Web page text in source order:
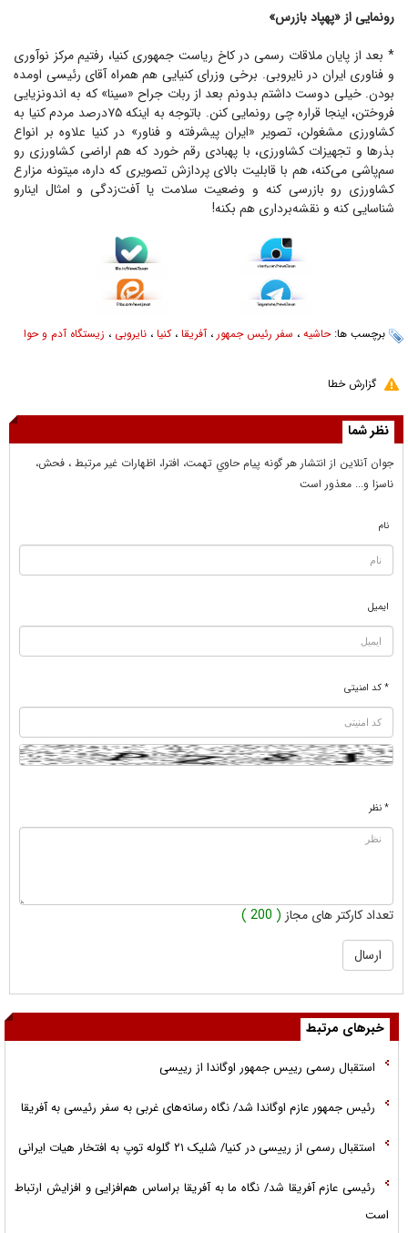
رونمایی از «پهپاد بازرس»
* بعد از پایان ملاقات رسمی در کاخ ریاست جمهوری کنیا، رفتیم مرکز نوآوری
و فناوری ایران در نایروبی. برخی وزرای کنیایی هم همراه آقای رئیسی اومده
بودن. خیلی دوست داشتم بدونم بعد از ربات جراح «سینا» که به اندونزیایی
فروختن، اینجا قراره چی رونمایی کنن. باتوجه به اینکه ۷۵درصد مردم کنیا به
کشاورزی مشغولن، تصویر «ایران پیشرفته و فناور» در کنیا علاوه بر انواع
بذرها و تجهیزات کشاورزی، با پهبادی رقم خورد که هم اراضی کشاورزی رو
سم‌پاشی می‌کنه، هم با قابلیت بالای پردازش تصویری که داره، میتونه مزارع
کشاورزی رو بازرسی کنه و وضعیت سلامت یا آفت‌زدگی و امثال اینارو
شناسایی کنه و نقشه‌برداری هم بکنه!
برچسب ها:حاشیه ، سفر رئیس جمهور ، آفریقا ،کنیا ، نایروبی ، زیستگاه آدم و حوا
گزارش خطا
نظر شما
جوان آنلاين از انتشار هر گونه پيام حاوي تهمت، افترا، اظهارات غير مرتبط ، فحش،
ناسزا و... معذور است
نام
ایمیل
* کد امنیتی
* نظر
تعداد کارکتر های مجاز ( 200 )
خبرهای مرتبط
استقبال رسمی رییس جمهور اوگاندا از رییسی
رئیس جمهور عازم اوگاندا شد/ نگاه رسانه‌های غربی به سفر رئیسی به آفریقا
استقبال رسمی از رییسی در کنیا/ شلیک ۲۱ گلوله توپ به افتخار هیات ایرانی
رئیسی عازم آفریقا شد/ نگاه ما به آفریقا براساس هم‌افزایی و افزایش ارتباط
است